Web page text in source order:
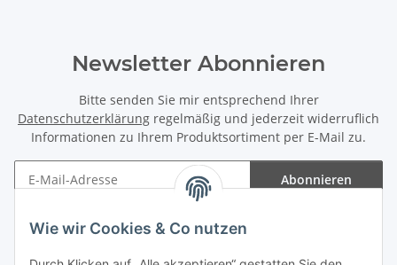
Wie wir Cookies & Co nutzen
Newsletter Abonnieren
Bitte senden Sie mir entsprechend Ihrer
Datenschutzerklärung regelmäßig und jederzeit widerruflich
Informationen zu Ihrem Produktsortiment per E-Mail zu.
Abonnieren